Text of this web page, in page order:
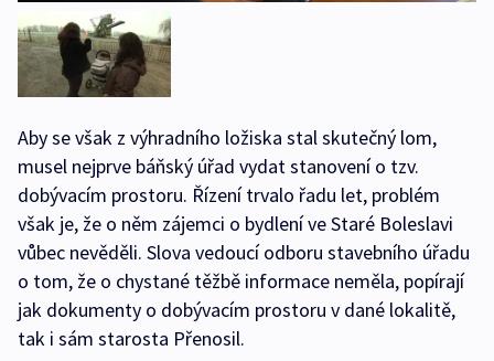
Aby se však z výhradního ložiska stal skutečný lom,
musel nejprve báňský úřad vydat stanovení o tzv.
dobývacím prostoru. Řízení trvalo řadu let, problém
však je, že o něm zájemci o bydlení ve Staré Boleslavi
vůbec nevěděli. Slova vedoucí odboru stavebního úřadu
o tom, že o chystané těžbě informace neměla, popírají
jak dokumenty o dobývacím prostoru v dané lokalitě,
tak i sám starosta Přenosil.